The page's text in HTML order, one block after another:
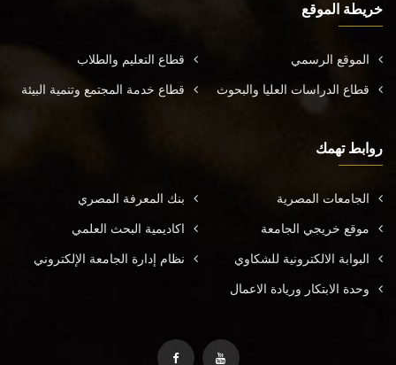
خريطة الموقع
الموقع الرسمي قطاع التعليم والطلاب
قطاع الدراسات العليا والبحوث قطاع خدمة المجتمع وتنمية البيئة
روابط تهمك
الجامعات المصرية بنك المعرفة المصري
موقع خريجي الجامعة اكاديمية البحث العلمي
البوابة الالكترونية للشكاوي نظام إدارة الجامعة الإلكتروني
وحدة الابتكار وريادة الاعمال